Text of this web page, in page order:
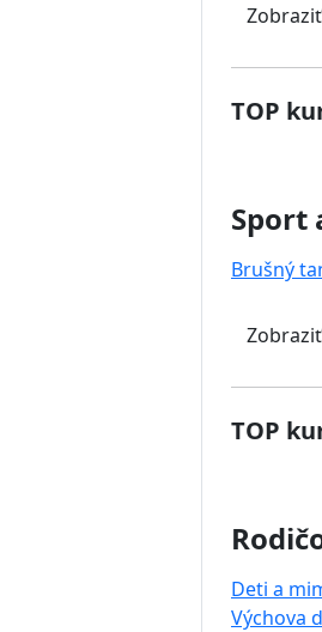
TOP
Sport
Brušný
TOP
Deti a
Výchova